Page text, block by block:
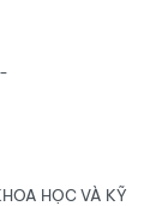
HỌC VÀ KỸ